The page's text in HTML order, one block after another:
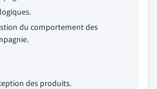
du comportement des
des produits.